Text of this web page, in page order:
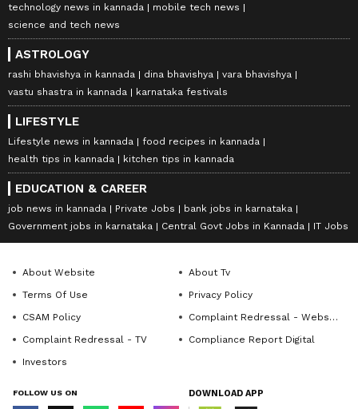
technology news in kannada
mobile tech news
science and tech news
ASTROLOGY
rashi bhavishya in kannada dina bhavishya
vara bhavishya
vastu shastra in kannada
karnataka festivals
LIFESTYLE
Lifestyle news in kannada
food recipes in kannada
health tips in kannada
kitchen tips in kannada
EDUCATION & CAREER
job news in kannada Private Jobs
bank jobs in karnataka
Government jobs in karnataka
Central Govt Jobs in Kannada IT Jobs
About Website
About Tv
Terms Of Use
Privacy Policy
CSAM Policy
Complaint Redressal - Website
Complaint Redressal - TV
Compliance Report Digital
Investors
FOLLOW US ON DOWNLOAD APP